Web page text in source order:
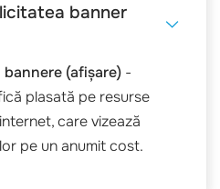
banner
(afișare) -
plasată pe resurse
care vizează
pe un anumit cost.